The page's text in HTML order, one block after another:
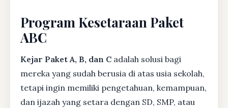
Program Kesetaraan Paket
ABC
Kejar Paket A, B, dan C adalah solusi bagi
mereka yang sudah berusia di atas usia sekolah,
tetapi ingin memiliki pengetahuan, kemampuan,
dan ijazah yang setara dengan SD, SMP, atau